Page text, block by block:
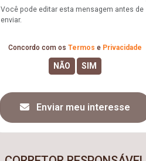
Você pode editar esta mensagem antes de
enviar.
Concordo com os Termos e Privacidade
Enviar meu interesse